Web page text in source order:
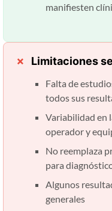
manifiesten
Limitaciones
Falta de
todos sus
Variabilidad en
operador y
No reemplaza
para
Algunos
generales